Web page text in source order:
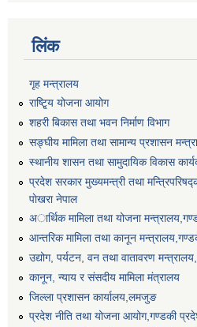
लिंक
गृह मन्त्रालय
राष्टि्ृय योजना आयोग
शहरी बिकास तथा भवन निर्माण विभाग
सङ्घीय मामिला तथा सामान्य प्रशासन
स्थानीय शासन तथा सामुदायिक विकास
प्रदेश सरकार मुख्यमन्त्री तथा
पाेखरा नेपाल
अार्थिक मामिला तथा योजना
आन्तरिक मामिला तथा कानून
उद्योग, पर्यटन, वन तथा वातावरण
कानून, न्याय र संसदीय मामिला मंत्रालय
जिल्ला प्रशासन कार्यालय,लमजुङ
प्रदेश नीति तथा योजना आयोग,गण्डकी